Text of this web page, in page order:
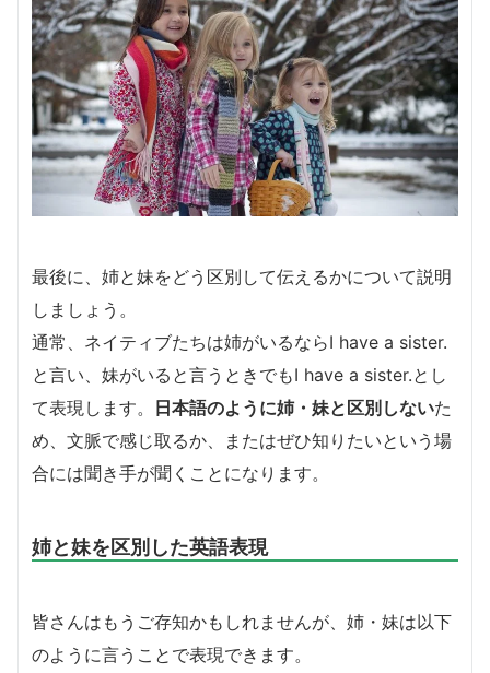
最後に、姉と妹をどう区別して伝えるかについて説明
しましょう。
通常、ネイティブたちは姉がいるならI have a sister.
と言い、妹がいると言うときでもI have a sister.とし
て表現します。 日本語のように姉・妹と区別しないた
め、文脈で感じ取るか、またはぜひ知りたいという場
合には聞き手が聞くことになります。
姉と妹を区別した英語表現
皆さんはもうご存知かもしれませんが、姉・妹は以下
のように言うことで表現できます。